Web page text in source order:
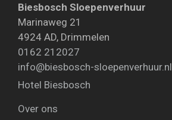
Biesbosch Sloepenverhuur
Marinaweg 21
4924 AD, Drimmelen
0162 212027
info@biesbosch-sloepenverhuur.nl
Hotel Biesbosch
Over ons